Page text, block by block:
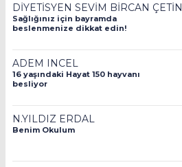
DİYETİSYEN SEVİM BİRCAN ÇETİN
Sağlığınız için bayramda
beslenmenize dikkat edin!
ADEM INCEL
16 yaşındaki Hayat 150 hayvanı
besliyor
N.YILDIZ ERDAL
Benim Okulum